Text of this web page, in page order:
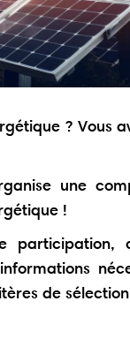
? Vous
une
!
de